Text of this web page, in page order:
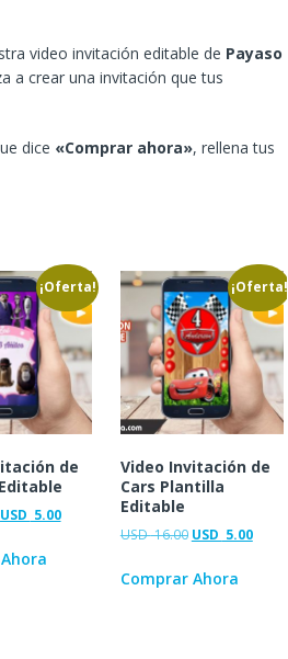
video invitación editable de Payaso
a crear una invitación que tus
dice «Comprar ahora», rellena tus
¡Oferta!
de
USD 5.00
¡Oferta!
Video Invitación de
Cars Plantilla
Editable
USD16.00 USD 5.00
Comprar Ahora